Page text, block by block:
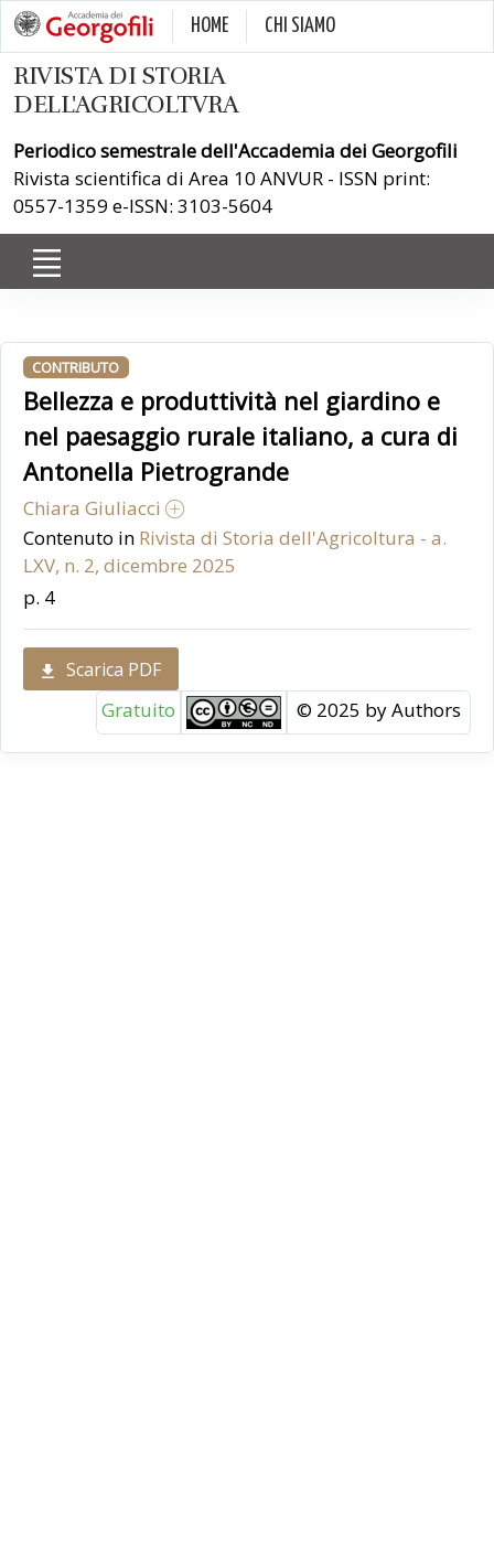
HOME CHI SIAMO
RIVISTA DI STORIA
DELL'AGRICOLTVRA
Periodico semestrale dell'Accademia dei Georgofili
Rivista scientifica di Area 10 ANVUR - ISSN print:
0557-1359 e-ISSN: 3103-5604
CONTRIBUTO
Bellezza e produttività nel giardino e
nel paesaggio rurale italiano, a cura di
Antonella Pietrogrande
Chiara Giuliacci
Contenuto in Rivista di Storia dell'Agricoltura - a.
LXV, n. 2, dicembre 2025
p. 4
Scarica PDF
Gratuito © 2025 by Authors